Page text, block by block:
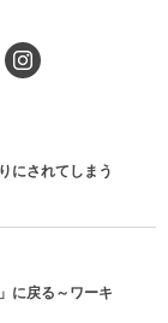
にされてしまう
に戻る～ワーキ